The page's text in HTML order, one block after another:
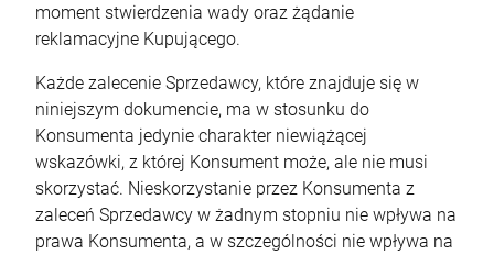
Kubek Wiedźmin 3 wiele wzorów
13,90 zł
DO KOSZYKA
moment stwierdzenia wady oraz żądanie
reklamacyjne Kupującego.
Każde zalecenie Sprzedawcy, które znajduje się w
niniejszym dokumencie, ma w stosunku do
Konsumenta jedynie charakter niewiążącej
wskazówki, z której Konsument może, ale nie musi
skorzystać. Nieskorzystanie przez Konsumenta z
zaleceń Sprzedawcy w żadnym stopniu nie wpływa na
prawa Konsumenta, a w szczególności nie wpływa na